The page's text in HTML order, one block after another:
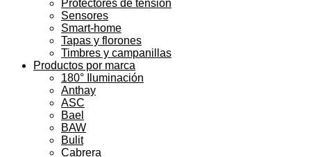
Protectores de tensión
Sensores
Smart-home
Tapas y florones
Timbres y campanillas
Productos por marca
180° Iluminación
Anthay
ASC
Bael
BAW
Bulit
Cabrera